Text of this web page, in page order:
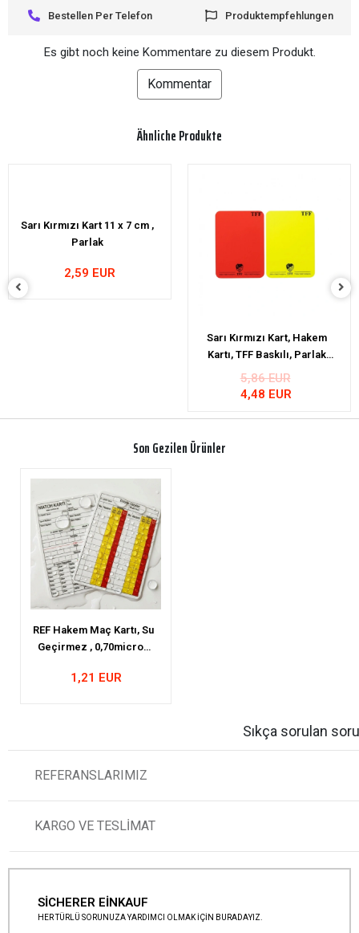
Bestellen Per Telefon
Produktempfehlungen
Es gibt noch keine Kommentare zu diesem Produkt.
Kommentar
Ähnliche Produkte
Sarı Kırmızı Kart, Hakem
Kartı, TFF Baskılı, Parlak
11x8cm
5,86 EUR
4,48 EUR
Son Gezilen Ürünler
REF Hakem Maç Kartı, Su
Geçirmez , 0,70micron
1,21 EUR
Sıkça sorulan
REFERANSLARIMIZ
KARGO VE TESLİMAT
SİCHERER EİNKAUF
HER TÜRLÜ SORUNUZA YARDIMCI OLMAK İÇİN BURADAYIZ.